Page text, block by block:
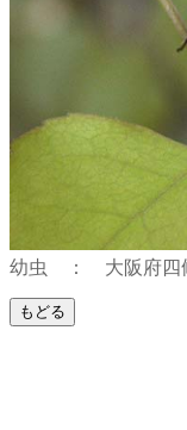
幼虫 ： 大阪府四